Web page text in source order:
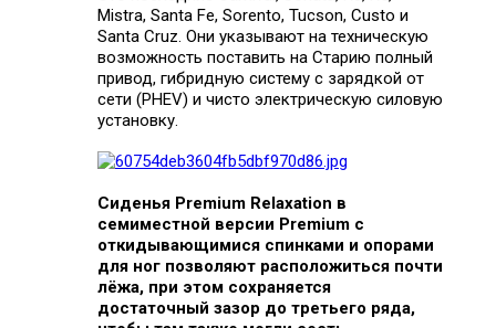
Mistra, Santa Fe, Sorento, Tucson, Custo и
Santa Cruz. Они указывают на техническую
возможность поставить на Старию полный
привод, гибридную систему с зарядкой от
сети (PHEV) и чисто электрическую силовую
установку.
Cиденья Premium Relaxation в
семиместной версии Premium с
откидывающимися спинками и опорами
для ног позволяют расположиться почти
лёжа, при этом сохраняется
достаточный зазор до третьего ряда,